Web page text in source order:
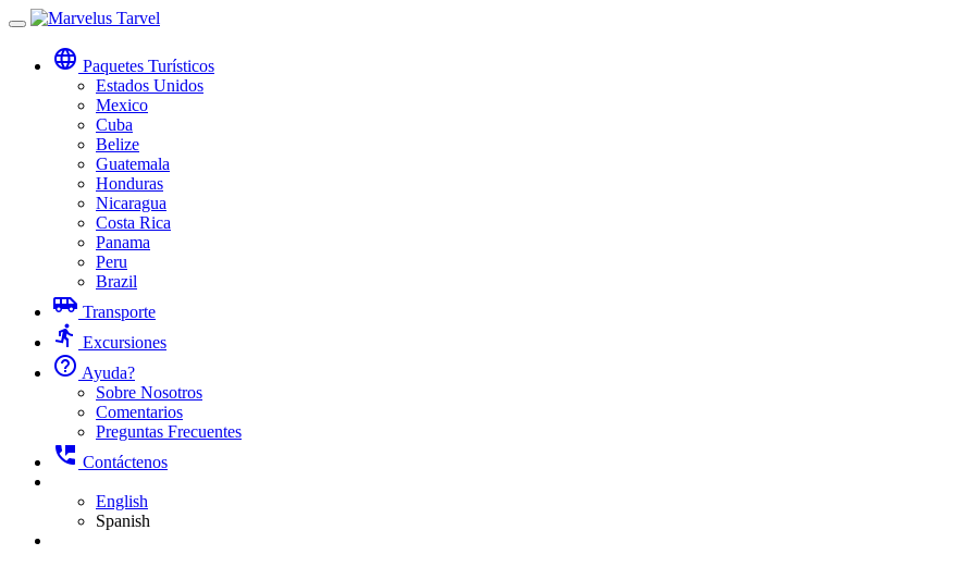
Toggle
navigation
language Paquetes Turísticos
Estados Unidos
Mexico
Cuba
Belize
Guatemala
Honduras
Nicaragua
Costa Rica
Panama
Peru
Brazil
airport_shuttle Transporte
directions_run Excursiones
help_outline Ayuda?
Sobre Nosotros
Comentarios
Preguntas Frecuentes
perm_phone_msg Contáctenos
English
Spanish